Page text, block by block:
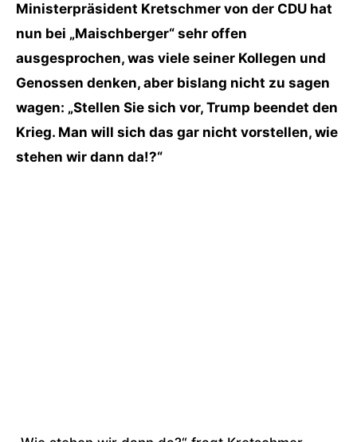
Ministerpräsident Kretschmer von der CDU hat
nun bei „Maischberger“ sehr offen
ausgesprochen, was viele seiner Kollegen und
Genossen denken, aber bislang nicht zu sagen
wagen: „Stellen Sie sich vor, Trump beendet den
Krieg. Man will sich das gar nicht vorstellen, wie
stehen wir dann da!?“